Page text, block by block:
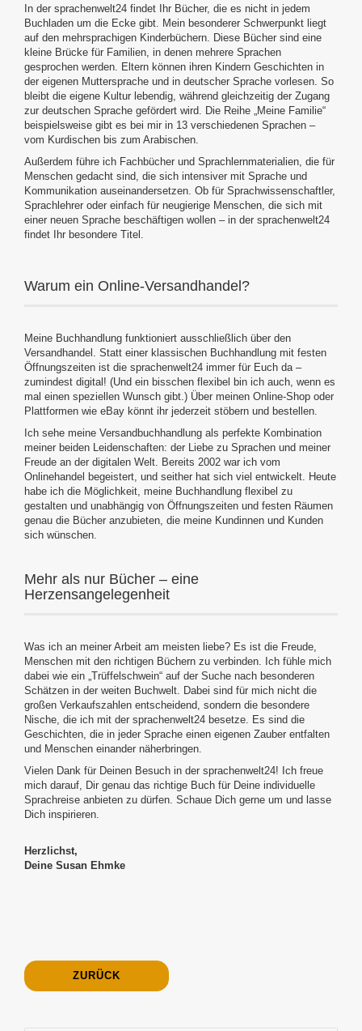
In der sprachenwelt24 findet Ihr Bücher, die es nicht in jedem
Buchladen um die Ecke gibt. Mein besonderer Schwerpunkt liegt
auf den mehrsprachigen Kinderbüchern. Diese Bücher sind eine
kleine Brücke für Familien, in denen mehrere Sprachen
gesprochen werden. Eltern können ihren Kindern Geschichten in
der eigenen Muttersprache und in deutscher Sprache vorlesen. So
bleibt die eigene Kultur lebendig, während gleichzeitig der Zugang
zur deutschen Sprache gefördert wird. Die Reihe „Meine Familie“
beispielsweise gibt es bei mir in 13 verschiedenen Sprachen –
vom Kurdischen bis zum Arabischen.
Außerdem führe ich Fachbücher und Sprachlernmaterialien, die für
Menschen gedacht sind, die sich intensiver mit Sprache und
Kommunikation auseinandersetzen. Ob für Sprachwissenschaftler,
Sprachlehrer oder einfach für neugierige Menschen, die sich mit
einer neuen Sprache beschäftigen wollen – in der sprachenwelt24
findet Ihr besondere Titel.
Warum ein Online-Versandhandel?
Meine Buchhandlung funktioniert ausschließlich über den
Versandhandel. Statt einer klassischen Buchhandlung mit festen
Öffnungszeiten ist die sprachenwelt24 immer für Euch da –
zumindest digital! (Und ein bisschen flexibel bin ich auch, wenn es
mal einen speziellen Wunsch gibt.) Über meinen Online-Shop oder
Plattformen wie eBay könnt ihr jederzeit stöbern und bestellen.
Ich sehe meine Versandbuchhandlung als perfekte Kombination
meiner beiden Leidenschaften: der Liebe zu Sprachen und meiner
Freude an der digitalen Welt. Bereits 2002 war ich vom
Onlinehandel begeistert, und seither hat sich viel entwickelt. Heute
habe ich die Möglichkeit, meine Buchhandlung flexibel zu
gestalten und unabhängig von Öffnungszeiten und festen Räumen
genau die Bücher anzubieten, die meine Kundinnen und Kunden
sich wünschen.
Mehr als nur Bücher – eine
Herzensangelegenheit
Was ich an meiner Arbeit am meisten liebe? Es ist die Freude,
Menschen mit den richtigen Büchern zu verbinden. Ich fühle mich
dabei wie ein „Trüffelschwein“ auf der Suche nach besonderen
Schätzen in der weiten Buchwelt. Dabei sind für mich nicht die
großen Verkaufszahlen entscheidend, sondern die besondere
Nische, die ich mit der sprachenwelt24 besetze. Es sind die
Geschichten, die in jeder Sprache einen eigenen Zauber entfalten
und Menschen einander näherbringen.
Vielen Dank für Deinen Besuch in der sprachenwelt24! Ich freue
mich darauf, Dir genau das richtige Buch für Deine individuelle
Sprachreise anbieten zu dürfen. Schaue Dich gerne um und lasse
Dich inspirieren.
Herzlichst,
Deine Susan Ehmke
ZURÜCK